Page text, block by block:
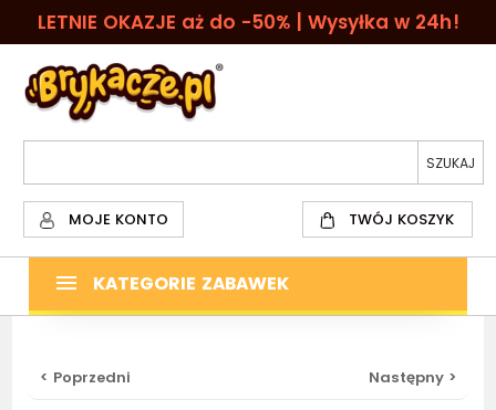
LETNIE OKAZJE aż do -50% | Wysyłka w 24h!
MOJE KONTO TWÓJ KOSZYK
KATEGORIE ZABAWEK
< Poprzedni Następny >